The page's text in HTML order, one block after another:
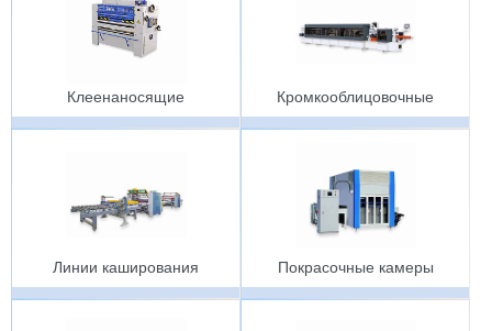
Клеенаносящие Кромкооблицовочные
Линии каширования Покрасочные камеры